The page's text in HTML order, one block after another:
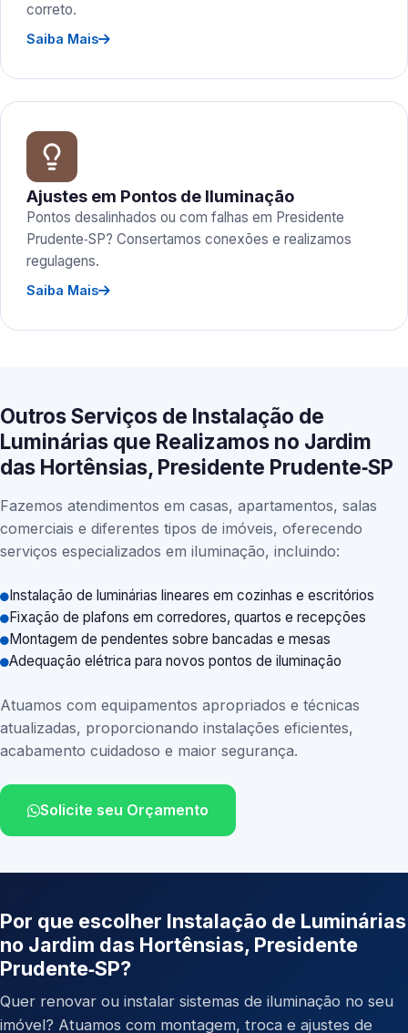
correto.
Saiba Mais
Ajustes em Pontos de Iluminação
Pontos desalinhados ou com falhas em Presidente
Prudente‑SP? Consertamos conexões e realizamos
regulagens.
Saiba Mais
Outros Serviços de Instalação de
Luminárias que Realizamos no Jardim
das Hortênsias, Presidente Prudente‑SP
Fazemos atendimentos em casas, apartamentos, salas
comerciais e diferentes tipos de imóveis, oferecendo
serviços especializados em iluminação, incluindo:
Instalação de luminárias lineares em cozinhas e escritórios
Fixação de plafons em corredores, quartos e recepções
Montagem de pendentes sobre bancadas e mesas
Adequação elétrica para novos pontos de iluminação
Atuamos com equipamentos apropriados e técnicas
atualizadas, proporcionando instalações eficientes,
acabamento cuidadoso e maior segurança.
Solicite seu Orçamento
Por que escolher Instalação de Luminárias
no Jardim das Hortênsias, Presidente
Prudente‑SP?
Quer renovar ou instalar sistemas de iluminação no seu
imóvel? Atuamos com montagem, troca e ajustes de